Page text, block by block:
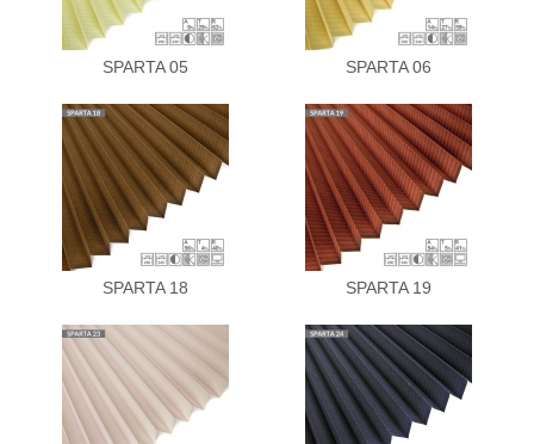
SPARTA 05 SPARTA 06
SPARTA 18 SPARTA 19